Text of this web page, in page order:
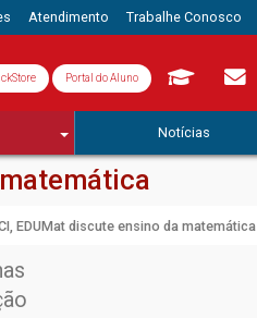
Atendimento Trabalhe Conosco
Portal do Aluno
Notícias
EDUMat discute ensino da matemática